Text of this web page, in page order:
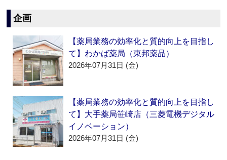
企画
【薬局業務の効率化と質的向上を目指し
て】わかば薬局（東邦薬品）
2026年07月31日 (金)
【薬局業務の効率化と質的向上を目指し
て】大手薬局笹崎店（三菱電機デジタル
イノベーション）
2026年07月31日 (金)